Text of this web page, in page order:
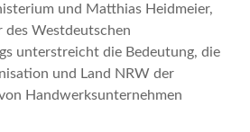
und Matthias Heidmeier,
des Westdeutschen
unterstreicht die Bedeutung, die
und Land NRW der
Handwerksunternehmen